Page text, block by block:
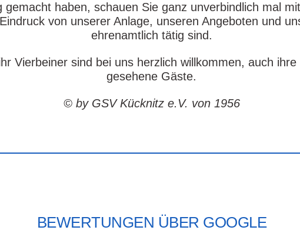
gemacht haben, schauen Sie ganz unverbindlich mal
von unserer Anlage, unseren Angeboten und
ehrenamtlich tätig sind.
Vierbeiner sind bei uns herzlich willkommen, auch
gesehene Gäste.
© by GSV Kücknitz e.V. von 1956
BEWERTUNGEN ÜBER GOOGLE